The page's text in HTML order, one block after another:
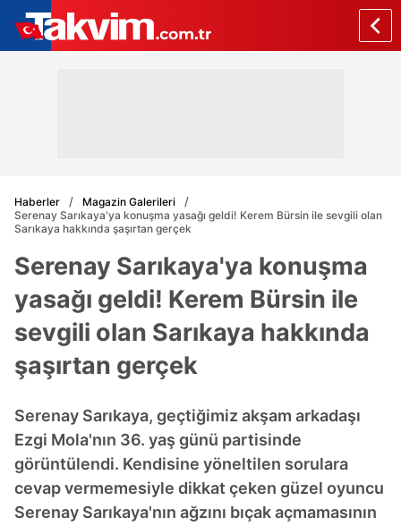
Haberler
Magazin Galerileri
Serenay Sarıkaya'ya konuşma yasağı geldi! Kerem Bürsin ile sevgili olan
Sarıkaya hakkında şaşırtan gerçek
Serenay Sarıkaya'ya konuşma
yasağı geldi! Kerem Bürsin ile
sevgili olan Sarıkaya hakkında
şaşırtan gerçek
Serenay Sarıkaya, geçtiğimiz akşam arkadaşı
Ezgi Mola'nın 36. yaş günü partisinde
görüntülendi. Kendisine yöneltilen sorulara
cevap vermemesiyle dikkat çeken güzel oyuncu
Serenay Sarıkaya'nın ağzını bıçak açmamasının